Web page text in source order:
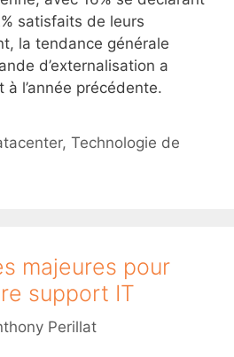
satisfaits de leurs
la tendance générale
d’externalisation a
l’année précédente.
,Technologie de
majeures pour
support IT
Perillat